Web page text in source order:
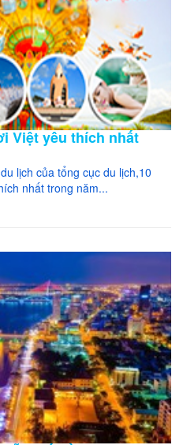
Việt yêu thích nhất
lịch của tổng cục du lịch,10
nhất trong năm...